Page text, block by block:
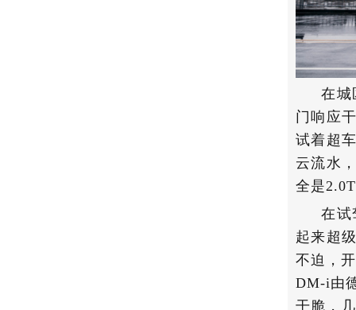
在城
门响应
试着超
云流水
全是
在试
起来超
不迫，
DM-i由
干脆，